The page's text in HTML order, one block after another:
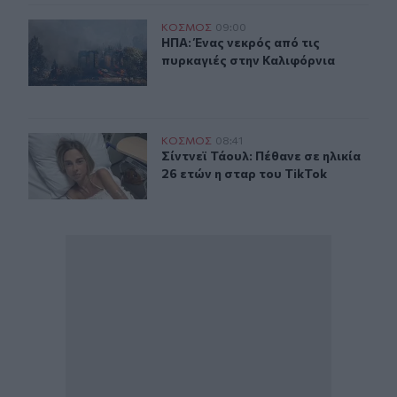
ΗΠΑ: Ένας νεκρός από τις πυρκαγιές στην Καλιφόρνια
ΚΟΣΜΟΣ 09:00
ΗΠΑ: Ένας νεκρός από τις
ΗΠΑ: Ένας νεκρός από τις
πυρκαγιές στην Καλιφόρνια
Σίντνεϊ Τάουλ: Πέθανε σε ηλικία 26 ετών η σταρ του
ΚΟΣΜΟΣ 08:41
Σίντνεϊ Τάουλ: Πέθανε σε ηλικία
Σίντνεϊ Τάουλ: Πέθανε σε ηλικία
26 ετών η σταρ του TikTok